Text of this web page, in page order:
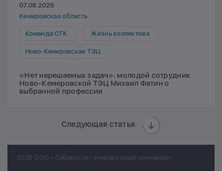
07.08.2026
Кемеровская область
Команда СГК Жизнь коллектива
Ново-Кемеровская ТЭЦ
«Нет нерешаемых задач»: молодой сотрудник
Ново-Кемеровской ТЭЦ Михаил Фатин о
выбранной профессии
Следующая статья
2026 ООО «Сибирская генерирующая компания»